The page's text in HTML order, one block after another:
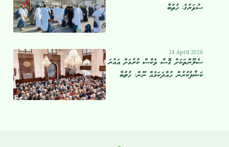
ސުވަރުގެ: ޚުތުބާ
24 April 2026
ސެލޫންތަކަށް ގޮސް ވެކްސް ކުރުމަށް ޢައުރަ
ކަޝްފުކުރުން ހުއްދަކަމެއް ނޫން: ޚުޠުބާ